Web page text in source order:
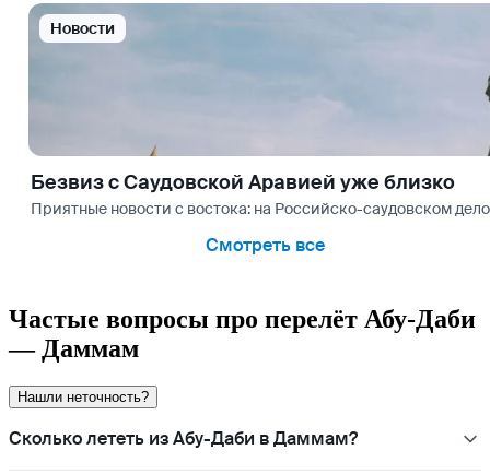
Новости
Безвиз с Саудовской Аравией уже близко
Приятные новости с востока: на Российско-саудовском
Смотреть все
Частые вопросы про перелёт Абу-Даби
— Даммам
Нашли неточность?
Сколько лететь из Абу-Даби в Даммам?